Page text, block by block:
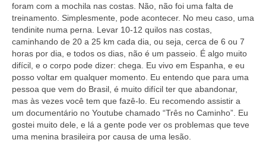
foram com a mochila nas costas. Não, não foi uma falta de
treinamento. Simplesmente, pode acontecer. No meu caso, uma
tendinite numa perna. Levar 10-12 quilos nas costas,
caminhando de 20 a 25 km cada dia, ou seja, cerca de 6 ou 7
horas por dia, e todos os dias, não é um passeio. É algo muito
difícil, e o corpo pode dizer: chega. Eu vivo em Espanha, e eu
posso voltar em qualquer momento. Eu entendo que para uma
pessoa que vem do Brasil, é muito difícil ter que abandonar,
mas às vezes você tem que fazê-lo. Eu recomendo assistir a
um documentário no Youtube chamado “Três no Caminho”. Eu
gostei muito dele, e lá a gente pode ver os problemas que teve
uma menina brasileira por causa de uma lesão.